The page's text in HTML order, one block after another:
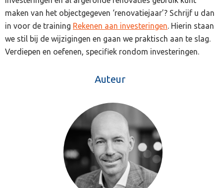
maken van het objectgegeven ‘renovatiejaar’? Schrijf u dan
in voor de training Rekenen aan investeringen. Hierin staan
we stil bij de wijzigingen en gaan we praktisch aan te slag.
Verdiepen en oefenen, specifiek rondom investeringen.
Auteur